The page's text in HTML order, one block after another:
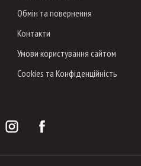
Обмін та повернення
Контакти
Умови користування сайтом
Cookies та Конфіденційність